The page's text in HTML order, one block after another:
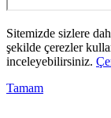
Sitemizde sizlere
şekilde çerezler
inceleyebilirsiniz.
Tamam